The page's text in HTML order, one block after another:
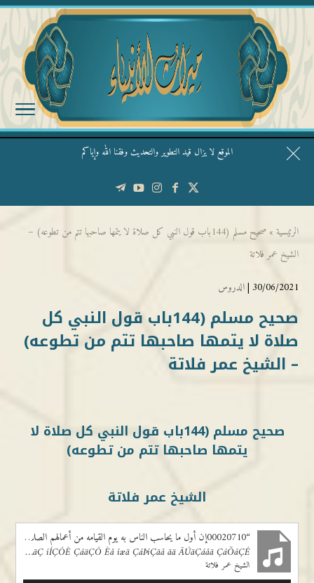
الموقع لا يزال قيد التطوير والتحديث وفقنا الله وإياكم
قال الشيخ ربيع وفقه الله: نحن ليس عندنا تقديس الأشخاص
الرئيسية »
صحيح مسلم (144باب قول النبي كل صلاة لا يتمها صاحبها تتم من تطوعه) –
الشيخ عمر فلاتة
30/06/2021 | الدروس
صحيح مسلم (144باب قول النبي كل
صلاة لا يتمها صاحبها تتم من تطوعه)
– الشيخ عمر فلاتة
صحيح مسلم (144باب قول النبي كل صلاة لا
يتمها صاحبها تتم من تطوعه)
الشيخ عمر فلاتة
“00020710إن أول ما يحاسب الناس به يوم القيامه من أعمالهم الصلاة”
00020710Åä Ãæá ãÇ íÍÇÓÈ ÇáäÇÓ Èå íæã ÇáÞíÇãå ãä ÃÚãÇáåã ÇáÕáÇÉ
الشيخ عمر فلاتة